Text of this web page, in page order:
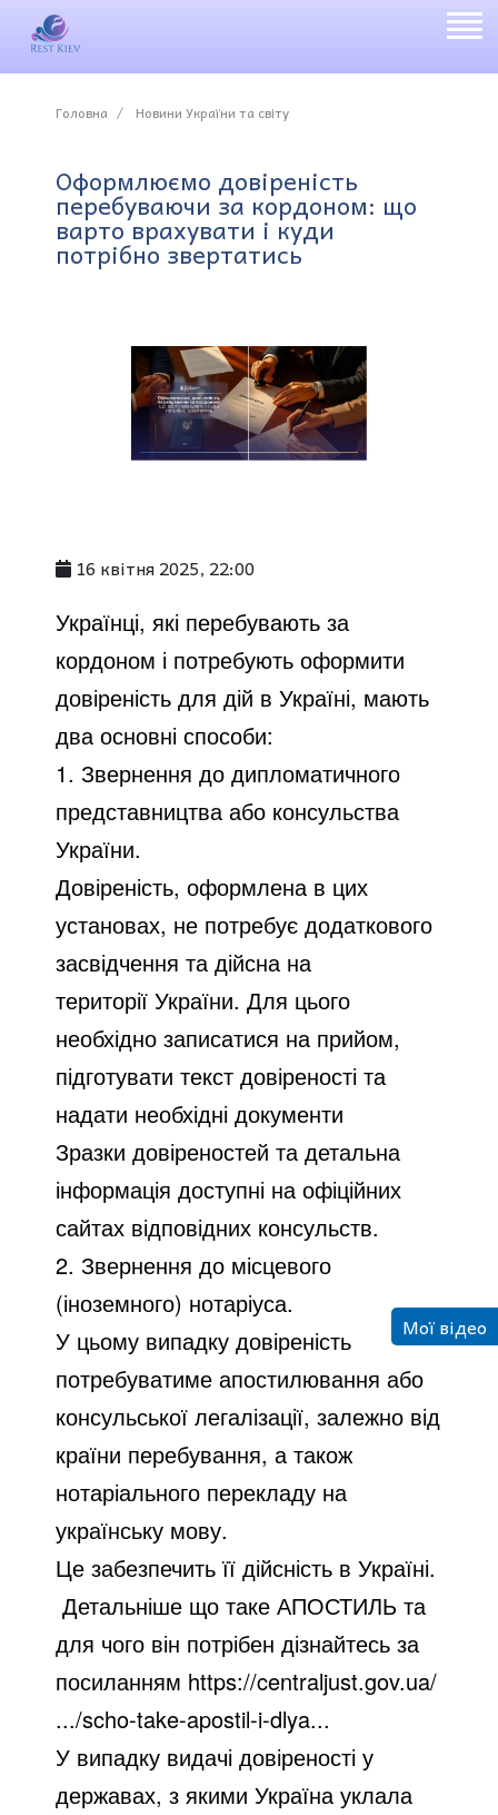
Головна Новини України та світу
Оформлюємо довіреність
перебуваючи за кордоном: що
варто врахувати і куди
потрібно звертатись
16 квітня 2025, 22:00
Українці, які перебувають за
кордоном і потребують оформити
довіреність для дій в Україні, мають
два основні способи:
1. Звернення до дипломатичного
представництва або консульства
України.
Довіреність, оформлена в цих
установах, не потребує додаткового
засвідчення та дійсна на
території України. Для цього
необхідно записатися на прийом,
підготувати текст довіреності та
надати необхідні документи ️
Зразки довіреностей та детальна
інформація доступні на офіційних
сайтах відповідних консульств.
2. Звернення до місцевого
(іноземного) нотаріуса.
У цьому випадку довіреність
потребуватиме апостилювання або
консульської легалізації, залежно від
країни перебування, а також
нотаріального перекладу на
українську мову.
Це забезпечить її дійсність в Україні.
Детальніше що таке АПОСТИЛЬ та
для чого він потрібен дізнайтесь за
посиланням https://centraljust.gov.ua/
.../scho-take-apostil-i-dlya...
У випадку видачі довіреності у
державах, з якими Україна уклала
Мої відео